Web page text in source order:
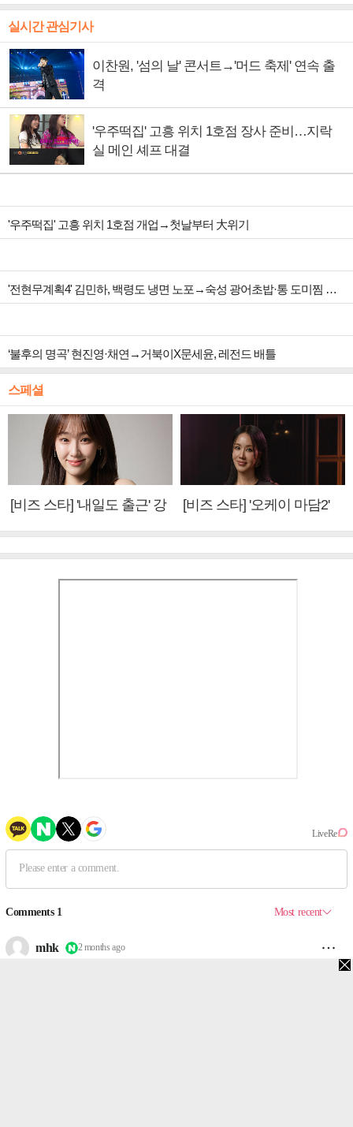
실시간 관심기사
이찬원, '섬의 날' 콘서트→'머드 축제' 연속 출
격
'우주떡집' 고흥 위치 1호점 장사 준비…지락
실 메인 셰프 대결
'우주떡집' 고흥 위치 1호점 개업→첫날부터 大위기
'전현무계획4' 김민하, 백령도 냉면 노포→숙성 광어초밥·통 도미찜 맛집 탐방
‘불후의 명곡’ 현진영·채연→거북이X문세윤, 레전드 배틀
스페셜
[비즈 스타] '내일도 출근' 강
[비즈 스타] '오케이 마담2'